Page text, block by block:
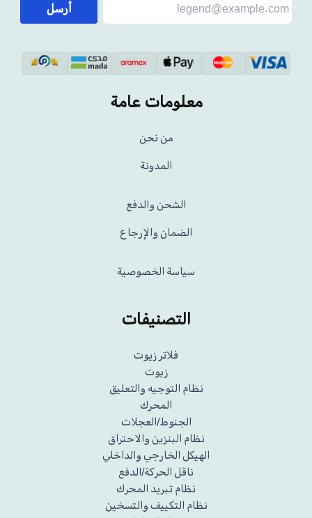
أرسل
معلومات عامة
من نحن
المدونة
الشحن والدفع
الضمان والإرجاع
سياسة الخصوصية
التصنيفات
فلاتر زيوت
زيوت
نظام التوجيه والتعليق
المحرك
الجنوط/العجلات
نظام البنزين والاحتراق
الهيكل الخارجي والداخلي
ناقل الحركة/الدفع
نظام تبريد المحرك
نظام التكييف والتسخين